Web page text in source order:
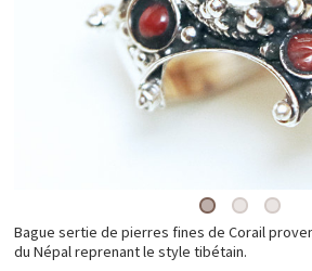
Bague sertie de pierres fines de Corail
du Népal reprenant le style tibétain.